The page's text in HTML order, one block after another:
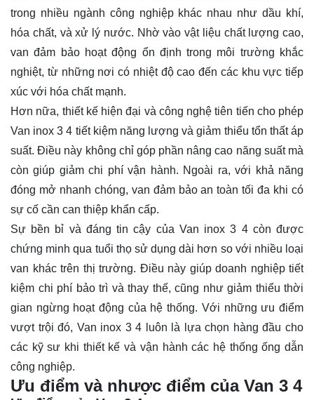
trong nhiều ngành công nghiệp khác nhau như dầu khí,
hóa chất, và xử lý nước. Nhờ vào vật liệu chất lượng cao,
van đảm bảo hoạt động ổn định trong môi trường khắc
nghiệt, từ những nơi có nhiệt độ cao đến các khu vực tiếp
xúc với hóa chất mạnh.
Hơn nữa, thiết kế hiện đại và công nghệ tiên tiến cho phép
Van inox 3 4 tiết kiệm năng lượng và giảm thiểu tổn thất áp
suất. Điều này không chỉ góp phần nâng cao năng suất mà
còn giúp giảm chi phí vận hành. Ngoài ra, với khả năng
đóng mở nhanh chóng, van đảm bảo an toàn tối đa khi có
sự cố cần can thiệp khẩn cấp.
Sự bền bỉ và đáng tin cậy của Van inox 3 4 còn được
chứng minh qua tuổi thọ sử dụng dài hơn so với nhiều loại
van khác trên thị trường. Điều này giúp doanh nghiệp tiết
kiệm chi phí bảo trì và thay thế, cũng như giảm thiểu thời
gian ngừng hoạt động của hệ thống. Với những ưu điểm
vượt trội đó, Van inox 3 4 luôn là lựa chọn hàng đầu cho
các kỹ sư khi thiết kế và vận hành các hệ thống ống dẫn
công nghiệp.
Ưu điểm và nhược điểm của Van 3 4